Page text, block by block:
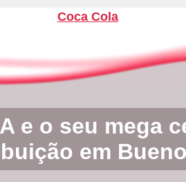
Coca Cola
e o seu mega
em